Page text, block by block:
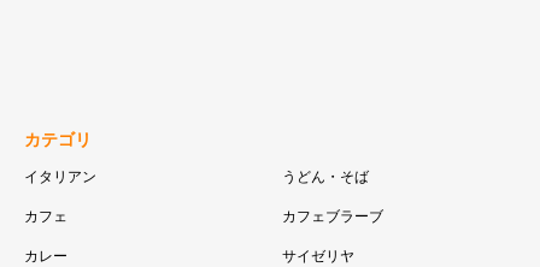
カテゴリ
イタリアン うどん・そば
カフェ カフェブラーブ
カレー サイゼリヤ